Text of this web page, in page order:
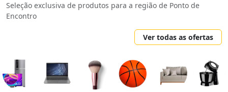
Seleção exclusiva de produtos para a região de Ponto de
Encontro
Ver todas as ofertas